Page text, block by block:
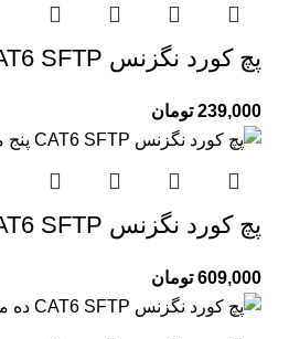
پچ کورد نگزنس CAT6 SFTP یک متری
239,000 تومان
پچ کورد نگزنس CAT6 SFTP پنج متری
609,000 تومان